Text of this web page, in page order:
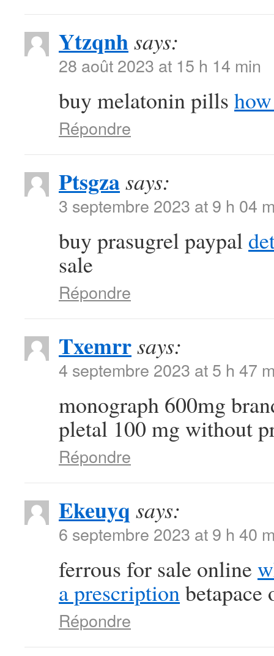
Ytzqnhsays:
28 août 2023 at 15 h 14 min
buy melatonin pills
Répondre
Ptsgzasays:
3 septembre 2023 at 9 h 04
buy prasugrel paypal
sale
Répondre
Txemrrsays:
4 septembre 2023 at 5 h 47
monograph 600mg
pletal 100 mg without
Répondre
Ekeuyq says:
6 septembre 2023 at 9 h 40
ferrous for sale online
a prescriptionbetapace
Répondre